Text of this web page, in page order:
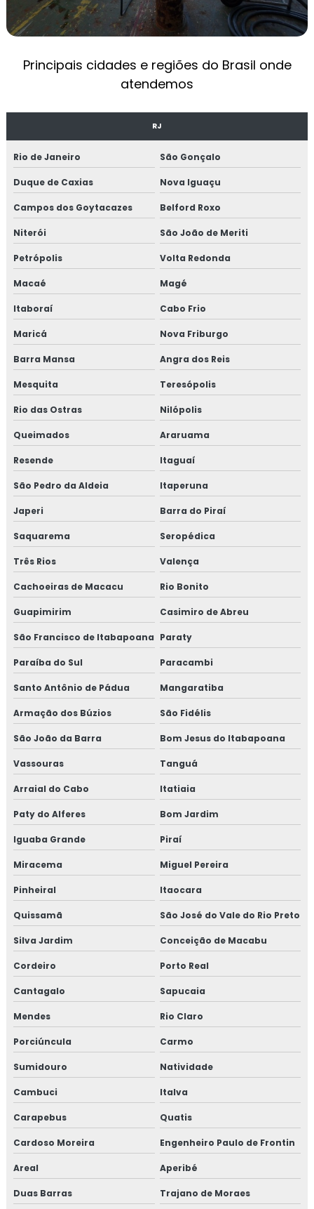
TREINAMENTO OPERADOR DE CALDEIRA NR13
NR 13 TREINAMENTO
OPERADOR DE CALDEIRA NR13
EMPRESAS DE MANUTENÇÃO INDUSTRIAL
MANUTENÇÃO EM CALDEIRAS INDUSTRIAIS
EMPRESA DE MANUTENÇÃO DE MÁQUINAS
INDUSTRIAIS
MANUTENÇÃO MECÂNICA INDUSTRIAL
SERVIÇOS DE MANUTENÇÃO INDUSTRIAL
TÉCNICO DE MANUTENÇÃO INDUSTRIAL
CURSO MANUTENÇÃO INDUSTRIAL
MONTAGEM DE TUBULAÇÃO
MONTAGEM DE TUBULAÇÃO INDUSTRIAL
CUSTO DE MONTAGEM DE TUBULAÇÃO
INDUSTRIAL
EMPRESA DE MONTAGEM DE TUBULAÇÃO
INDUSTRIAL
MONTAGEM DE TUBULAÇÃO DE INOX
INDUSTRIAL
TREINAMENTO NR13 VASO DE PRESSÃO
TREINAMENTO NR13 CALDEIRA
TREINAMENTO NR13 TUBULAÇÃO
TREINAMENTO NR13 TANQUE METÁLICO
TREINAMENTO NR10
TREINAMENTO NR10 SEGURANÇA EM
INSTALAÇÕES ELÉTRICAS
TREINAMENTO NR34
TREINAMENTO NR34 ITEM TESTE DE
PRESSURIZADAS
REPAROS EM TUBULAÇÕES
EMPRESA DE REPAROS EM TUBULAÇÕES
SERVIÇOS DE MANUTENÇÃO PREDIAL
EMPRESA DE MANUTENÇÃO PREDIAL
EMPRESA DE MANUTENÇÃO PREDIAL RJ
TREINAMENTO NR10 ONLINE
TESTE HIDROSTÁTICO NR13
TESTE HIDROSTATICO VASO DE PRESSÃO
TESTE HIDROSTÁTICO EM MANGUEIRAS
TESTE HIDROSTÁTICO COMPRESSOR DE AR
NR13 TESTE HIDROSTATICO
Principais cidades e regiões do Brasil onde
atendemos
RJ
Rio de Janeiro São Gonçalo
Duque de Caxias Nova Iguaçu
Campos dos Goytacazes Belford Roxo
Niterói São João de Meriti
Petrópolis Volta Redonda
Macaé Magé
Itaboraí Cabo Frio
Maricá Nova Friburgo
Barra Mansa Angra dos Reis
Mesquita Teresópolis
Rio das Ostras Nilópolis
Queimados Araruama
Resende Itaguaí
São Pedro da Aldeia Itaperuna
Japeri Barra do Piraí
Saquarema Seropédica
Três Rios Valença
Cachoeiras de Macacu Rio Bonito
Guapimirim Casimiro de Abreu
São Francisco de Itabapoana Paraty
Paraíba do Sul Paracambi
Santo Antônio de Pádua Mangaratiba
Armação dos Búzios São Fidélis
São João da Barra Bom Jesus do Itabapoana
Vassouras Tanguá
Arraial do Cabo Itatiaia
Paty do Alferes Bom Jardim
Iguaba Grande Piraí
Miracema Miguel Pereira
Pinheiral Itaocara
Quissamã São José do Vale do Rio Preto
Silva Jardim Conceição de Macabu
Cordeiro Porto Real
Cantagalo Sapucaia
Mendes Rio Claro
Porciúncula Carmo
Sumidouro Natividade
Cambuci Italva
Carapebus Quatis
Cardoso Moreira Engenheiro Paulo de Frontin
Areal Aperibé
Duas Barras Trajano de Moraes